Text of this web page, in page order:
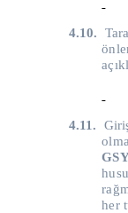
4.10.
4.11.
her